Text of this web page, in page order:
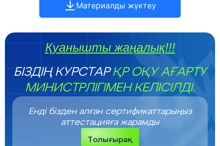
Материалды жүктеу
Қуанышты жаңалық!!!
БІЗДІҢ КУРСТАРҚР ОҚУ АҒАРТУ
МИНИСТРЛІГІМЕН КЕЛІСІЛДІ.
Енді бізден алған сертификаттарыңыз
аттестацияға жарамды
Толығырақ